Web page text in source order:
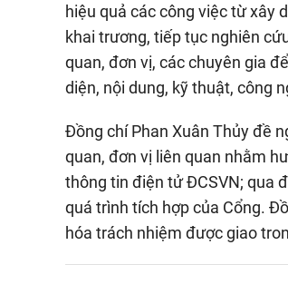
hiệu quả các công việc từ xây
khai trương, tiếp tục nghiên
quan, đơn vị, các chuyên gia
diện, nội dung, kỹ thuật, công
Đồng chí Phan Xuân Thủy đề
quan, đơn vị liên quan nhằm
thông tin điện tử ĐCSVN; qua
quá trình tích hợp của Cổng.
hóa trách nhiệm được giao